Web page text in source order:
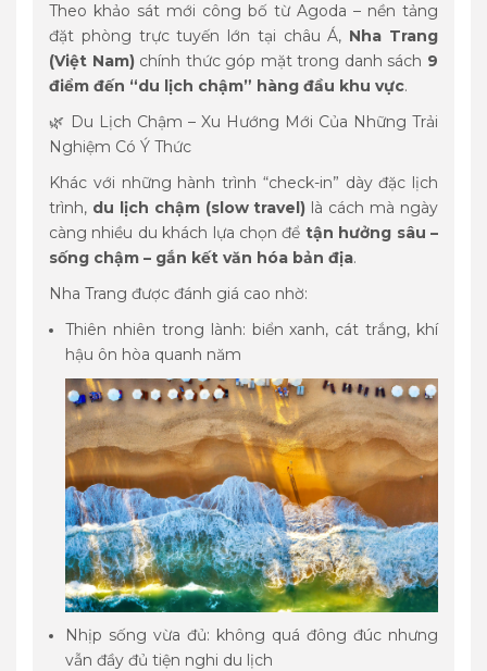
Theo khảo sát mới công bố từ Agoda – nền tảng
đặt phòng trực tuyến lớn tại châu Á, Nha Trang
(Việt Nam)chính thức góp mặt trong danh sách 9
điểm đến “du lịch chậm” hàng đầu khu vực.
🌿 Du Lịch Chậm – Xu Hướng Mới Của Những Trải
Nghiệm Có Ý Thức
Khác với những hành trình “check-in” dày đặc lịch
trình, du lịch chậm (slow travel) là cách mà ngày
càng nhiều du khách lựa chọn để tận hưởng sâu –
sống chậm – gắn kết văn hóa bản địa.
Nha Trang được đánh giá cao nhờ:
Thiên nhiên trong lành: biển xanh, cát trắng, khí
hậu ôn hòa quanh năm
Nhịp sống vừa đủ: không quá đông đúc nhưng
vẫn đầy đủ tiện nghi du lịch